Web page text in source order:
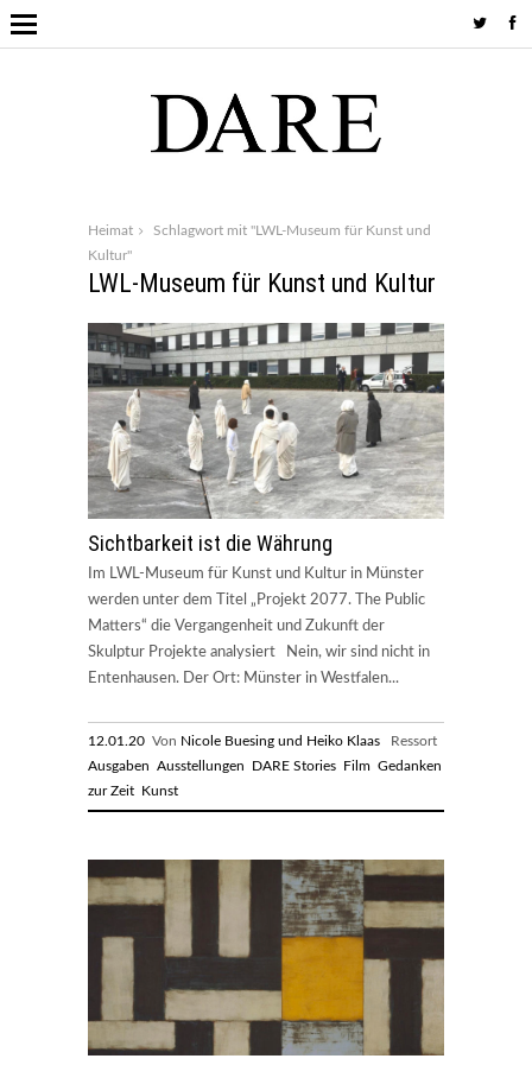
Heimat
Schlagwort mit "LWL-Museum für Kunst und
Kultur"
LWL-Museum für Kunst und Kultur
Sichtbarkeit ist die Währung
Im LWL-Museum für Kunst und Kultur in Münster
werden unter dem Titel „Projekt 2077. The Public
Matters“ die Vergangenheit und Zukunft der
Skulptur Projekte analysiert Nein, wir sind nicht in
Entenhausen. Der Ort: Münster in Westfalen...
12.01.20 Von Nicole Buesing und Heiko Klaas Ressort
Ausgaben Ausstellungen DARE Stories Film Gedanken
zur Zeit Kunst